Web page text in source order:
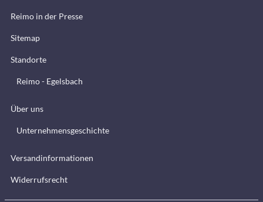
Reimo in der Presse
Sitemap
Standorte
Reimo - Egelsbach
Über uns
Unternehmensgeschichte
Versandinformationen
Widerrufsrecht